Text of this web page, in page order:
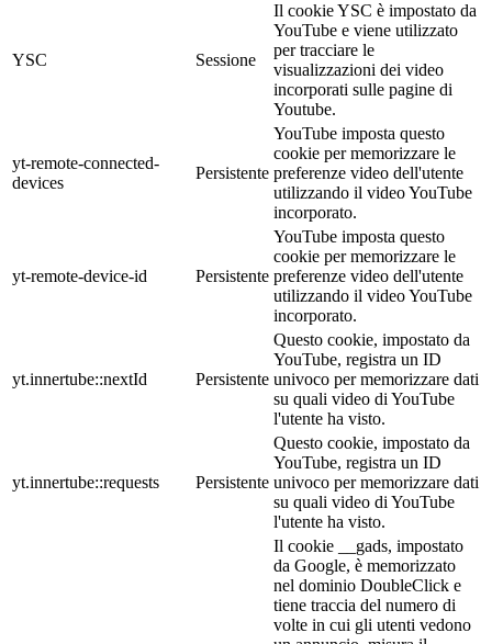
YSC Sessione
Il cookie YSC è impostato da
YouTube e viene utilizzato
per tracciare le
visualizzazioni dei video
incorporati sulle pagine di
Youtube.
yt-remote-connected-
devices
Persistente
YouTube imposta questo
cookie per memorizzare le
preferenze video dell'utente
utilizzando il video YouTube
incorporato.
yt-remote-device-id Persistente
YouTube imposta questo
cookie per memorizzare le
preferenze video dell'utente
utilizzando il video YouTube
incorporato.
yt.innertube::nextId Persistente
Questo cookie, impostato da
YouTube, registra un ID
univoco per memorizzare dati
su quali video di YouTube
l'utente ha visto.
yt.innertube::requests Persistente
Questo cookie, impostato da
YouTube, registra un ID
univoco per memorizzare dati
su quali video di YouTube
l'utente ha visto.
Il cookie __gads, impostato
da Google, è memorizzato
nel dominio DoubleClick e
tiene traccia del numero di
volte in cui gli utenti vedono